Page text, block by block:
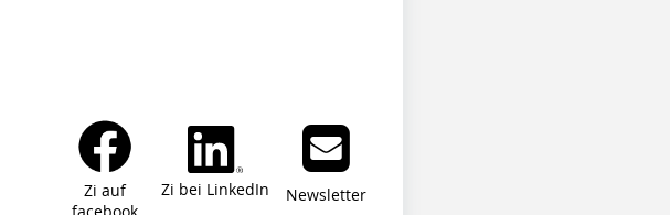
Zi auf
Zi bei LinkedIn Newsletter